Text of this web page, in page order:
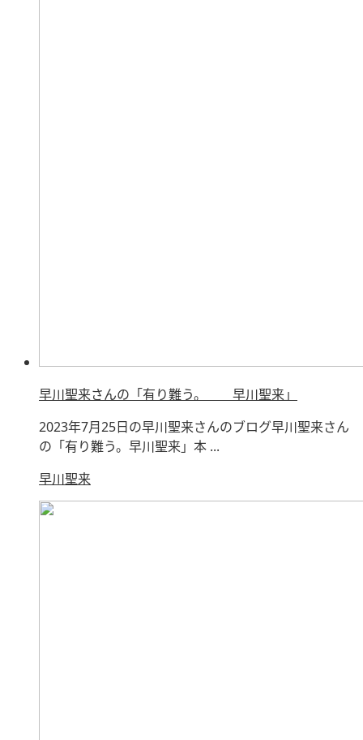
早川聖来さんの「有り難う。 早川聖来」
2023年7月25日の早川聖来さんのブログ早川聖来さん
の「有り難う。早川聖来」本 ...
早川聖来